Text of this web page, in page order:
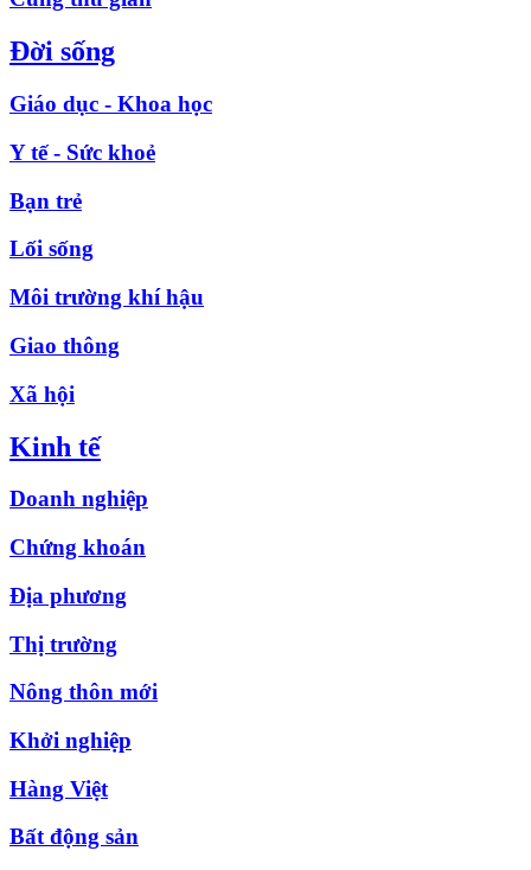
Đời sống
Giáo dục - Khoa học
Y tế - Sức khoẻ
Bạn trẻ
Lối sống
Môi trường khí hậu
Giao thông
Xã hội
Kinh tế
Doanh nghiệp
Chứng khoán
Địa phương
Thị trường
Nông thôn mới
Khởi nghiệp
Hàng Việt
Bất động sản